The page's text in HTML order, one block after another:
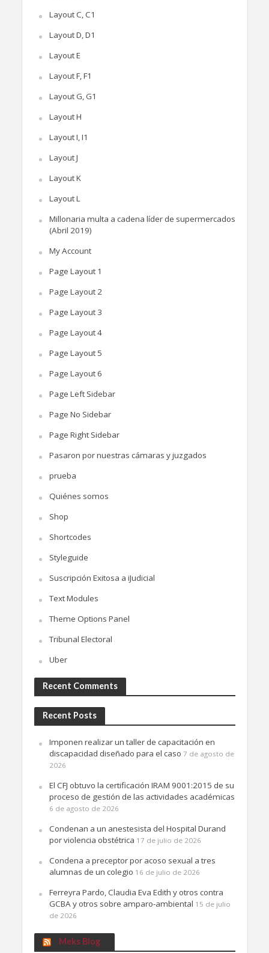
Layout C, C1
Layout D, D1
Layout E
Layout F, F1
Layout G, G1
Layout H
Layout I, I1
Layout J
Layout K
Layout L
Millonaria multa a cadena líder de supermercados
(Abril 2019)
My Account
Page Layout 1
Page Layout 2
Page Layout 3
Page Layout 4
Page Layout 5
Page Layout 6
Page Left Sidebar
Page No Sidebar
Page Right Sidebar
Pasaron por nuestras cámaras y juzgados
prueba
Quiénes somos
Shop
Shortcodes
Styleguide
Suscripción Exitosa a iJudicial
Text Modules
Theme Options Panel
Tribunal Electoral
Uber
Recent Comments
Recent Posts
Imponen realizar un taller de capacitación en
discapacidad diseñado para el caso 7 de agosto de
2026
El CFJ obtuvo la certificación IRAM 9001:2015 de su
proceso de gestión de las actividades académicas
6 de agosto de 2026
Condenan a un anestesista del Hospital Durand
por violencia obstétrica 17 de julio de 2026
Condena a preceptor por acoso sexual a tres
alumnas de un colegio 16 de julio de 2026
Ferreyra Pardo, Claudia Eva Edith y otros contra
GCBA y otros sobre amparo-ambiental 15 de julio
de 2026
Meks Blog